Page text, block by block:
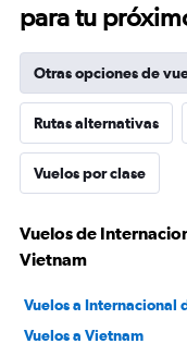
para tu
Otras opciones de
Rutas alternativas
Vuelos por clase
Vuelos de
Vietnam
Vuelos a Internacional
Vuelos a Vietnam